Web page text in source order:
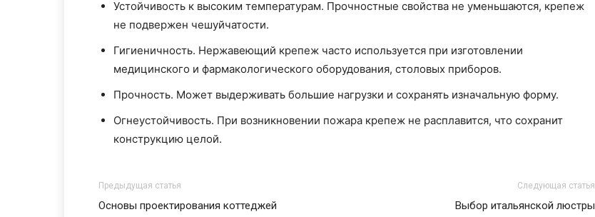
Устойчивость к высоким температурам. Прочностные свойства не уменьшаются, крепеж
не подвержен чешуйчатости.
Гигиеничность. Нержавеющий крепеж часто используется при изготовлении
медицинского и фармакологического оборудования, столовых приборов.
Прочность. Может выдерживать большие нагрузки и сохранять изначальную форму.
Огнеустойчивость. При возникновении пожара крепеж не расплавится, что сохранит
конструкцию целой.
Предыдущая статья
Основы проектирования коттеджей
Следующая статья
Выбор итальянской люстры